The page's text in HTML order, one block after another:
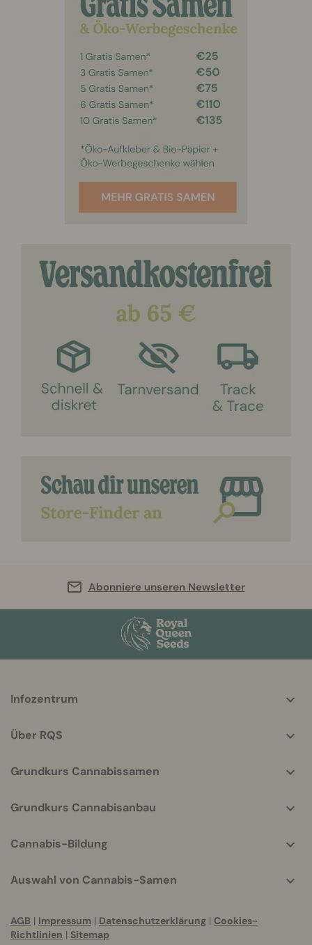
Abonniere unseren Newsletter
helpful
Infozentrum
Über RQS
Grundkurs Cannabissamen
Grundkurs Cannabisanbau
Cannabis-Bildung
Auswahl von Cannabis-Samen
AGB | Impressum | Datenschutzerklärung | Cookies-
Richtlinien | Sitemap